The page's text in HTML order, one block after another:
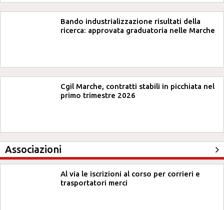
Bando industrializzazione risultati della
ricerca: approvata graduatoria nelle Marche
Cgil Marche, contratti stabili in picchiata nel
primo trimestre 2026
Associazioni
Al via le iscrizioni al corso per corrieri e
trasportatori merci